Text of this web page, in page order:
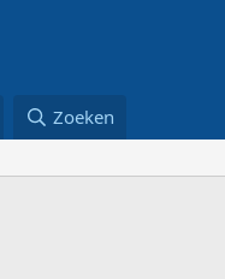
Zoeken